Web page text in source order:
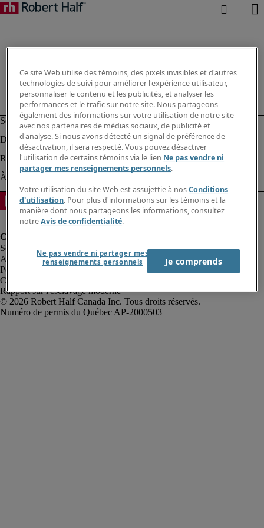
Alerte à la fraude
Politique de confidentialité
Conditions d’utilisation
Rapport sur l'esclavage moderne
Robert Half Canada Inc. Tous droits réservés.
Ce site Web utilise des témoins, des pixels invisibles et d'autres
technologies de suivi pour améliorer l'expérience utilisateur,
personnaliser le contenu et les publicités, et analyser les
performances et le trafic sur notre site. Nous partageons
également des informations sur votre utilisation de notre site
avec nos partenaires de médias sociaux, de publicité et
d'analyse. Si nous avons détecté un signal de préférence de
désactivation, il sera respecté. Vous pouvez désactiver
l'utilisation de certains témoins via le lien Ne pas vendre ni
partager mes renseignements personnels.
Votre utilisation du site Web est assujettie à nosConditions
d'utilisation. Pour plus d'informations sur les témoins et la
manière dont nous partageons les informations, consultez
notreAvis de confidentialité.
Ne pas vendre ni partager mes
renseignements personnels
Je comprends